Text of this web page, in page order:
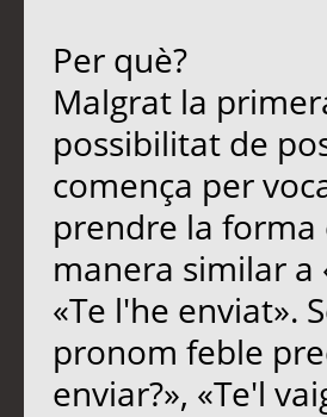
Per què?
Malgrat la
possibilitat de
comença per
prendre la forma
manera similar a
«Te l'he enviat».
pronom feble
enviar?», «Te'l